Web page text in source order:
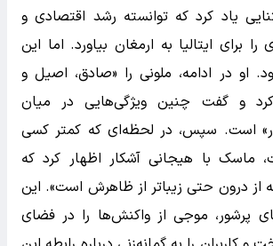
یاد کرد که توانسته رشد اقتصادی و
برای ایتالیا به ارمغان بیاورد. اما این
او در ادامه، ملونی را «صادق، اصیل و
و گفت چنین ویژگی‌هایی در میان
است. سپس، در لحظه‌ای که کمتر کسی
ماسک با هیجانی آشکار اظهار کرد که
از درون حتی زیباتر از ظاهرش است». این
پرشور، موجی از واکنش‌ها را در فضای